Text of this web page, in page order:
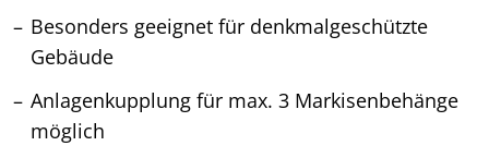
Besonders geeignet für denkmalgeschützte
Gebäude
Anlagenkupplung für max. 3 Markisenbehänge
möglich